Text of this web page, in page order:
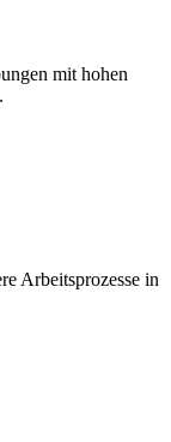
mit hohen
Arbeitsprozesse in